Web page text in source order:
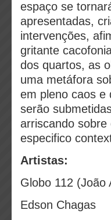
espaço se
apresentadas,
intervenções,
gritante
dos quartos, as
uma metáfora
em pleno caos e
serão
arriscando
especifico
Artistas:
Globo 112 (João
Edson Chagas